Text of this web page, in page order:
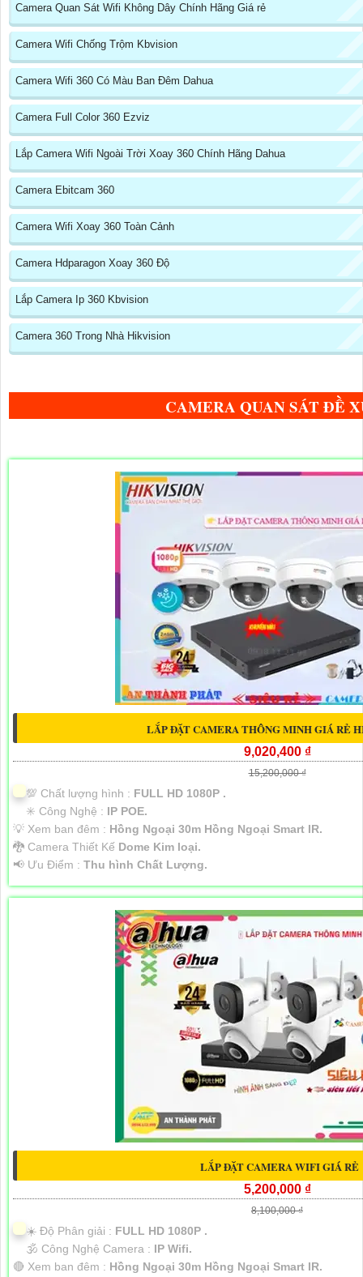
Camera Quan Sát Wifi Không Dây Chính Hãng Giá rẻ
Camera Wifi Chống Trộm Kbvision
Camera Wifi 360 Có Màu Ban Đêm Dahua
Camera Full Color 360 Ezviz
Lắp Camera Wifi Ngoài Trời Xoay 360 Chính Hãng Dahua
Camera Ebitcam 360
Camera Wifi Xoay 360 Toàn Cảnh
Camera Hdparagon Xoay 360 Độ
Lắp Camera Ip 360 Kbvision
Camera 360 Trong Nhà Hikvision
CAMERA QUAN SÁT ĐỀ
LẮP ĐẶT CAMERA THÔNG MINH GIÁ RẺ
9,020,400 ₫
15,200,000 ₫
💯 Chất lượng hình : FULL HD 1080P .
✳️ Công Nghệ : IP POE.
💡 Xem ban đêm : Hồng Ngoại 30m Hồng Ngoại Smart IR.
🐉️ Camera Thiết Kế Dome Kim loại.
️📢 Ưu Điểm : Thu hình Chất Lượng.
LẮP ĐẶT CAMERA WIFI GIÁ RẺ
5,200,000 ₫
8,100,000 ₫
☀️ Độ Phân giải : FULL HD 1080P .
🕉️ Công Nghệ Camera : IP Wifi.
🔴 Xem ban đêm : Hồng Ngoại 30m Hồng Ngoại Smart IR.